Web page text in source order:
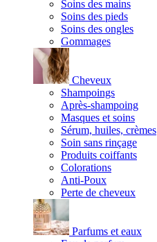
Soins des mains
Soins des pieds
Soins des ongles
Gommages
Cheveux
Shampoings
Après-shampoing
Masques et soins
Sérum, huiles, crèmes
Soin sans rinçage
Produits coiffants
Colorations
Anti-Poux
Perte de cheveux
Parfums et eaux